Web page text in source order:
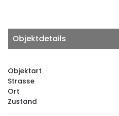
Objektdetails
Objektart
Strasse
Ort
Zustand